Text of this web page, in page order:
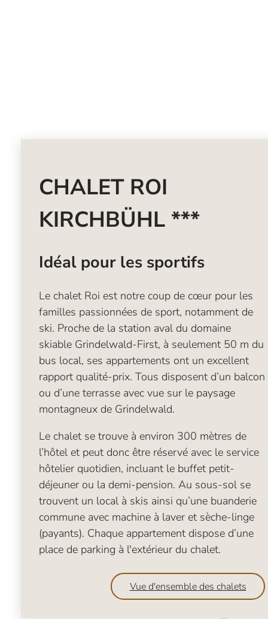
CHALET ROI
KIRCHBÜHL ***
Idéal pour les sportifs
Le chalet Roi est notre coup de cœur pour les
familles passionnées de sport, notamment de
ski. Proche de la station aval du domaine
skiable Grindelwald-First, à seulement 50 m du
bus local, ses appartements ont un excellent
rapport qualité-prix. Tous disposent d’un balcon
ou d’une terrasse avec vue sur le paysage
montagneux de Grindelwald.
Le chalet se trouve à environ 300 mètres de
l’hôtel et peut donc être réservé avec le service
hôtelier quotidien, incluant le buffet petit-
déjeuner ou la demi-pension. Au sous-sol se
trouvent un local à skis ainsi qu’une buanderie
commune avec machine à laver et sèche-linge
(payants). Chaque appartement dispose d’une
place de parking à l'extérieur du chalet.
Vue d'ensemble des chalets